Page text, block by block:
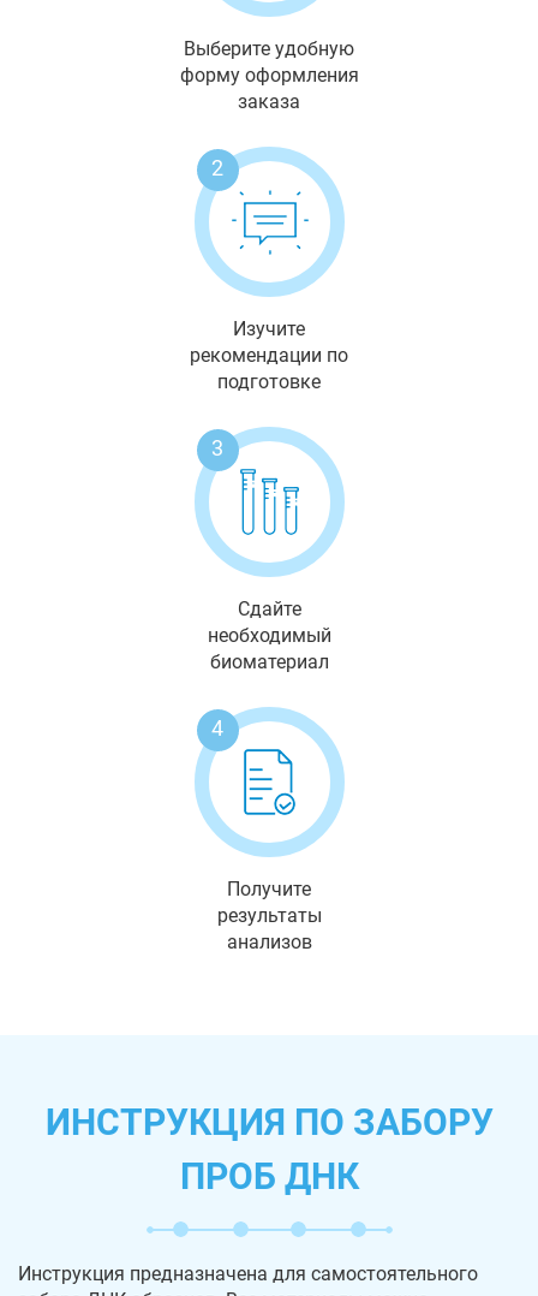
Выберите удобную
форму оформления
заказа
2
Изучите
рекомендации по
подготовке
3
Сдайте
необходимый
биоматериал
4
Получите
результаты
анализов
ИНСТРУКЦИЯ ПО ЗАБОРУ
ПРОБ ДНК
Инструкция предназначена для самостоятельного